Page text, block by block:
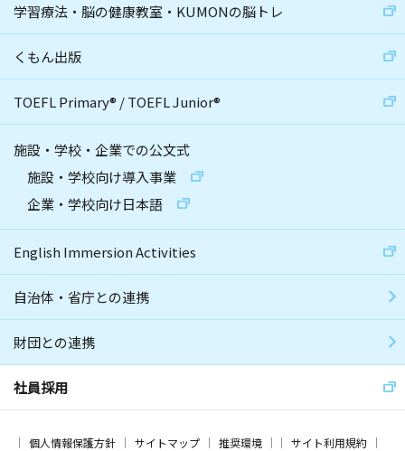
学習療法・脳の健康教室・KUMONの脳トレ
くもん出版
TOEFL Primary® /TOEFL Junior®
施設・学校・企業での公文式
施設・学校向け導入事業
企業・学校向け日本語
English Immersion Activities
自治体・省庁との連携
財団との連携
社員採用
個人情報保護方針 サイトマップ 推奨環境 サイト利用規約